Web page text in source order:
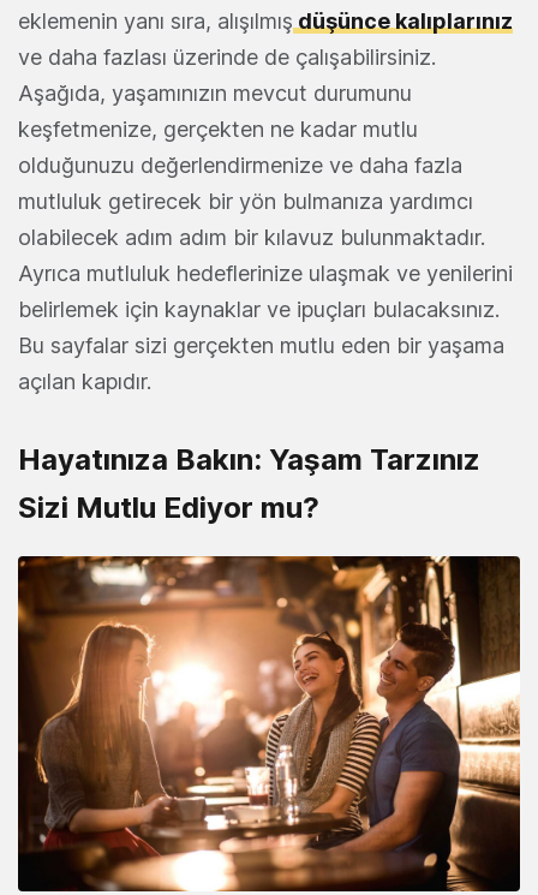
eklemenin yanı sıra, alışılmış düşünce kalıplarınız
ve daha fazlası üzerinde de çalışabilirsiniz.
Aşağıda, yaşamınızın mevcut durumunu
keşfetmenize, gerçekten ne kadar mutlu
olduğunuzu değerlendirmenize ve daha fazla
mutluluk getirecek bir yön bulmanıza yardımcı
olabilecek adım adım bir kılavuz bulunmaktadır.
Ayrıca mutluluk hedeflerinize ulaşmak ve yenilerini
belirlemek için kaynaklar ve ipuçları bulacaksınız.
Bu sayfalar sizi gerçekten mutlu eden bir yaşama
açılan kapıdır.
Hayatınıza Bakın: Yaşam Tarzınız
Sizi Mutlu Ediyor mu?